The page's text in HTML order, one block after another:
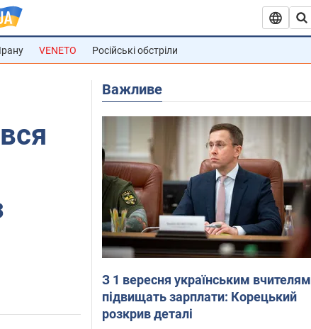
VENETO Російські обстріли
Важливе
З 1 вересня українським вчителям
підвищать зарплати: Корецький
розкрив деталі